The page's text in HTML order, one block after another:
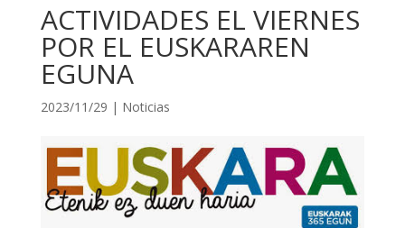
ACTIVIDADES EL VIERNES
POR EL EUSKARAREN
EGUNA
2023/11/29 | Noticias